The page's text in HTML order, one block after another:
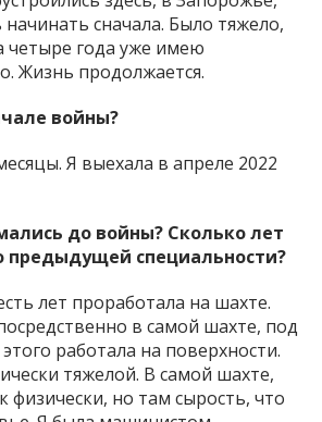
сначала. Было тяжело,
четыре года уже имею
Жизнь продолжается.
войны?
Я выехала в апреле 2022
до войны? Сколько лет
предыдущей специальности?
лет проработала на шахте.
в самой шахте, под
работала на поверхности.
тяжелой. В самой шахте,
физически, но там сырость, что